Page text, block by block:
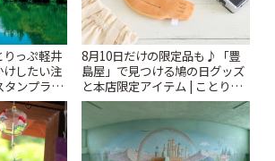
っぷ軽井
したい注
タンプラリ
ぷ
8月10日だけの限定品も♪「豊
島屋」で見つける鳩の日グッズ
と本店限定アイテム | ことりっ
ぷ